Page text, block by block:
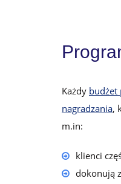
Każdy budżet
nagradzania,
m.in:
klienci
dokonują